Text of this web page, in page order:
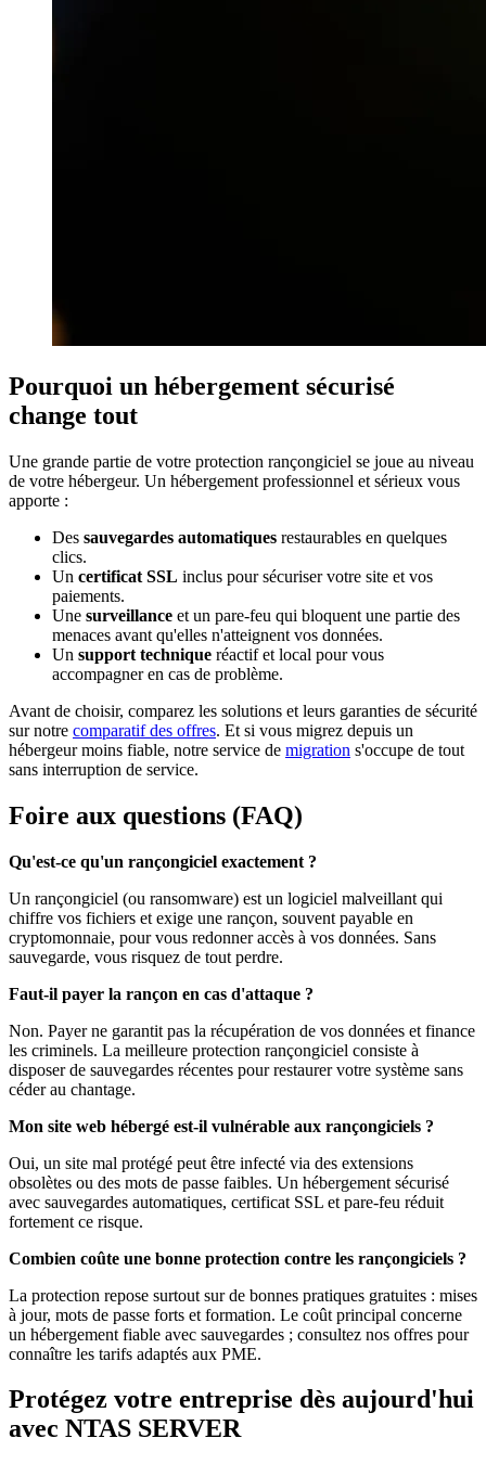
Pourquoi un hébergement sécurisé
change tout
Une grande partie de votre protection rançongiciel se joue au niveau
de votre hébergeur. Un hébergement professionnel et sérieux vous
apporte :
Des sauvegardes automatiques restaurables en quelques
clics.
Un certificat SSL inclus pour sécuriser votre site et vos
paiements.
Une surveillance et un pare-feu qui bloquent une partie des
menaces avant qu'elles n'atteignent vos données.
Un support technique réactif et local pour vous
accompagner en cas de problème.
Avant de choisir, comparez les solutions et leurs garanties de sécurité
sur notre comparatif des offres. Et si vous migrez depuis un
hébergeur moins fiable, notre service de migration s'occupe de tout
sans interruption de service.
Foire aux questions (FAQ)
Qu'est-ce qu'un rançongiciel exactement ?
Un rançongiciel (ou ransomware) est un logiciel malveillant qui
chiffre vos fichiers et exige une rançon, souvent payable en
cryptomonnaie, pour vous redonner accès à vos données. Sans
sauvegarde, vous risquez de tout perdre.
Faut-il payer la rançon en cas d'attaque ?
Non. Payer ne garantit pas la récupération de vos données et finance
les criminels. La meilleure protection rançongiciel consiste à
disposer de sauvegardes récentes pour restaurer votre système sans
céder au chantage.
Mon site web hébergé est-il vulnérable aux rançongiciels ?
Oui, un site mal protégé peut être infecté via des extensions
obsolètes ou des mots de passe faibles. Un hébergement sécurisé
avec sauvegardes automatiques, certificat SSL et pare-feu réduit
fortement ce risque.
Combien coûte une bonne protection contre les rançongiciels ?
La protection repose surtout sur de bonnes pratiques gratuites : mises
à jour, mots de passe forts et formation. Le coût principal concerne
un hébergement fiable avec sauvegardes ; consultez nos offres pour
connaître les tarifs adaptés aux PME.
Protégez votre entreprise dès aujourd'hui
avec NTAS SERVER